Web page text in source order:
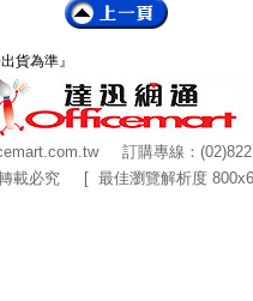
貨為準』
訂購專線：
載必究 [ 最佳瀏覽解析度